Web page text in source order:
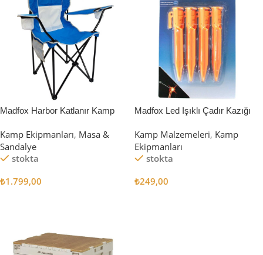
Madfox Harbor Katlanır Kamp
Kamp Ekipmanları, Masa &
Sandalye
stokta
₺1.799,00
Madfox Led Işıklı Çadır Kazığı
Kamp Malzemeleri, Kamp
Ekipmanları
stokta
₺249,00